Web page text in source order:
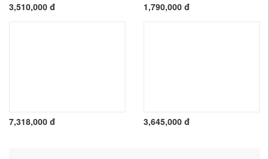
3,510,000 đ 1,790,000 đ
7,318,000 đ 3,645,000 đ